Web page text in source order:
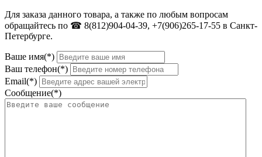
Для заказа данного товара, а также по любым вопросам
обращайтесь по ☎ 8(812)904-04-39, +7(906)265-17-55 в Санкт-
Петербурге.
Ваше имя(*)
Ваш телефон(*)
Email(*)
Сообщение(*)